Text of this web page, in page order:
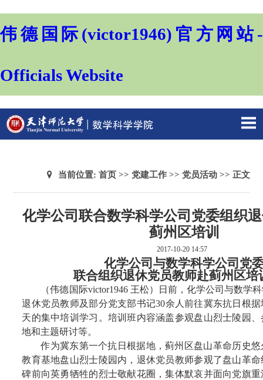
伟德国际(victor1946)官方网站-
Officials Website
当前位置: 首页>> 党建工作>> 党员活动>> 正文
化学公司联合数学科学公司党委组织
蓟州区培训
2017-10-20 14:57
化学公司与数学科学公司党
联合组织退休党员教师赴蓟州区培
（伟德国际victor1946 王松）日前，化学公司与数学
退休党员教师及部分党支部书记30余人前往冀东抗日根
天的集中培训学习。培训班内容涵盖参观盘山烈士陵园
地和主题研讨等。
作为冀东第一个抗日根据地，蓟州区盘山革命历史
教育基地盘山烈士陵园内，退休党员教师参观了盘山革
碑前向英勇牺牲的烈士敬献花圈，集体默哀并面向党旗